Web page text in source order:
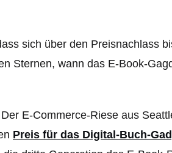
sich über den Preisnachlass
Sternen, wann das E-Book-
E-Commerce-Riese aus
Preis für das Digital-Buch-